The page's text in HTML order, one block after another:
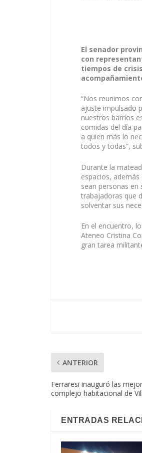
El senador
con
tiempos de
“Nos reunimos
ajuste impulsado
nuestros barrios
comidas del día
a quien más lo
todos y todas”,
Durante la
espacios,
sean personas
trabajadoras que
solventar sus
En el encuentro,
Ateneo Cristina
gran tarea
ANTERIOR
Ferraresi inauguró las
complejo habitacional de
ENTRADAS